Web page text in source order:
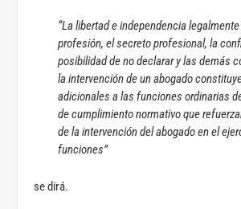
“La libertad e independencia
profesión, el secreto profesional, la
posibilidad de no declarar y las demás
la intervención de un abogado
adicionales a las funciones ordinarias
de cumplimiento normativo que
de la intervención del abogado en el
funciones”
se dirá.